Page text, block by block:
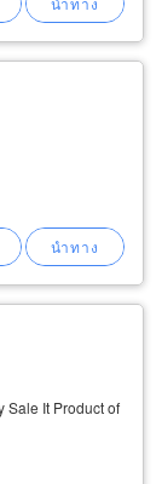
Sale It Product of